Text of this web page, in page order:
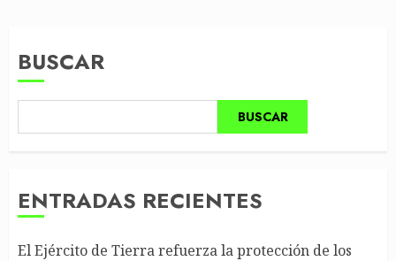
BUSCAR
BUSCAR
ENTRADAS RECIENTES
El Ejército de Tierra refuerza la protección de los